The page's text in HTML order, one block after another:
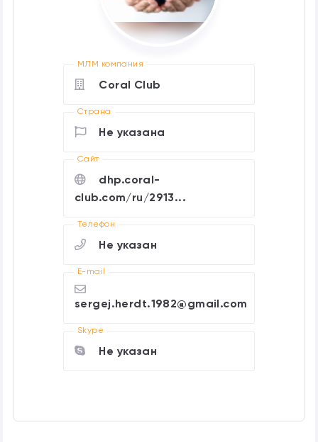
МЛМ компания
Coral Club
Страна
Не указана
Cайт
dhp.coral-
club.com/ru/2913...
Телефон
Не указан
E-mail
sergej.herdt.1982@gmail.com
Skype
Не указан